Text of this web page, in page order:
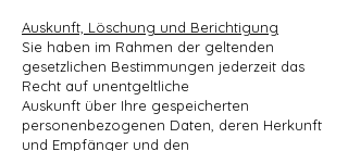
Auskunft, Löschung und Berichtigung
Sie haben im Rahmen der geltenden
gesetzlichen Bestimmungen jederzeit das
Recht auf unentgeltliche
Auskunft über Ihre gespeicherten
personenbezogenen Daten, deren Herkunft
und Empfänger und den